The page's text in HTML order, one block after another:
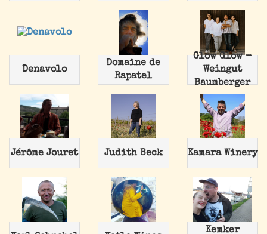
Denavolo
Domaine de
Rapatel
Glow Glow -
Weingut
Baumberger
Jérôme Jouret Judith Beck Kamara Winery
Kemker